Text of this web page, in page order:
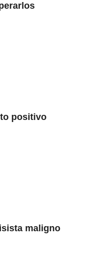
positivo
maligno